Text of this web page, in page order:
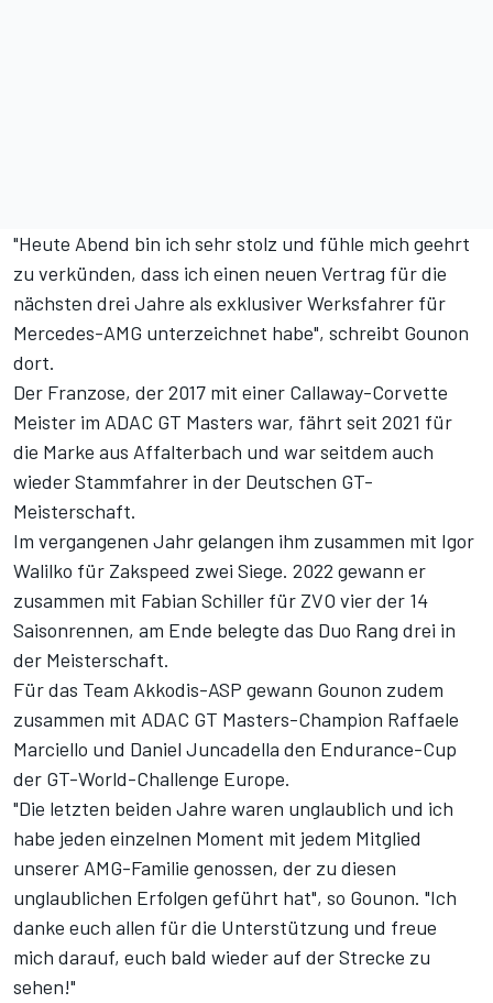
"Heute Abend bin ich sehr stolz und fühle mich geehrt
zu verkünden, dass ich einen neuen Vertrag für die
nächsten drei Jahre als exklusiver Werksfahrer für
Mercedes-AMG unterzeichnet habe", schreibt Gounon
dort.
Der Franzose, der 2017 mit einer Callaway-Corvette
Meister im ADAC GT Masters war, fährt seit 2021 für
die Marke aus Affalterbach und war seitdem auch
wieder Stammfahrer in der Deutschen GT-
Meisterschaft.
Im vergangenen Jahr gelangen ihm zusammen mit Igor
Walilko für Zakspeed zwei Siege. 2022 gewann er
zusammen mit Fabian Schiller für ZVO vier der 14
Saisonrennen, am Ende belegte das Duo Rang drei in
der Meisterschaft.
Für das Team Akkodis-ASP gewann Gounon zudem
zusammen mit ADAC GT Masters-Champion Raffaele
Marciello und Daniel Juncadella den Endurance-Cup
der GT-World-Challenge Europe.
"Die letzten beiden Jahre waren unglaublich und ich
habe jeden einzelnen Moment mit jedem Mitglied
unserer AMG-Familie genossen, der zu diesen
unglaublichen Erfolgen geführt hat", so Gounon. "Ich
danke euch allen für die Unterstützung und freue
mich darauf, euch bald wieder auf der Strecke zu
sehen!"